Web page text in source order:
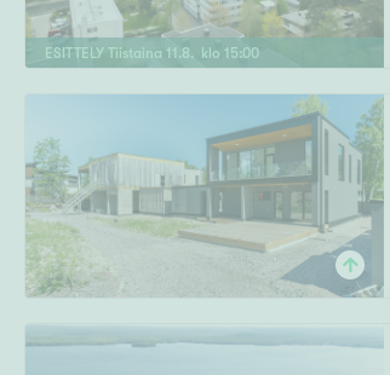
ESITTELY Tiistaina 11 .8. klo 15:00